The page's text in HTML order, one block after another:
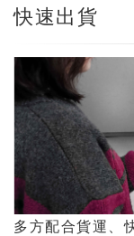
快速出貨
多方配合貨運、